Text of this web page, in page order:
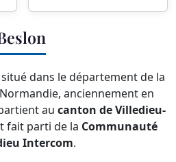
dans le département de la
anciennement en
au canton de Villedieu-
fait parti de la Communauté
Intercom.